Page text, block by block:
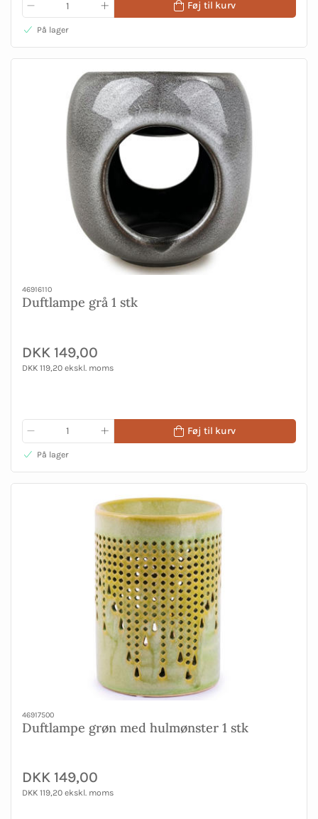
Føj til kurv
På lager
46916110
Duftlampe grå 1 stk
DKK 149,00
DKK 119,20 ekskl. moms
Føj til kurv
På lager
46917500
Duftlampe grøn med hulmønster 1 stk
DKK 149,00
DKK 119,20 ekskl. moms